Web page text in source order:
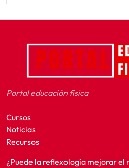
Portal educación física
Cursos
Noticias
Recursos
¿Puede la reflexología mejorar